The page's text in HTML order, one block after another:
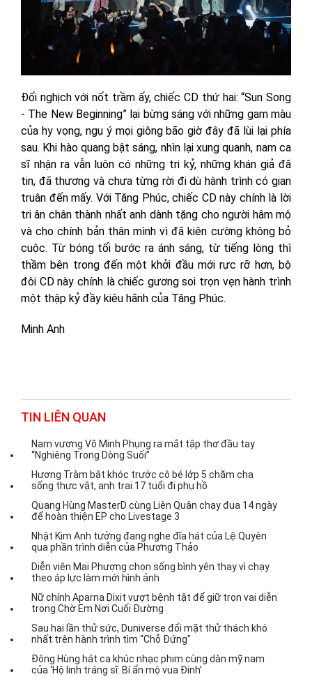
Đối nghịch với nốt trầm ấy, chiếc CD thứ hai: “Sun Song
- The New Beginning” lại bừng sáng với những gam màu
của hy vọng, ngụ ý mọi giông bão giờ đây đã lùi lại phía
sau. Khi hào quang bật sáng, nhìn lại xung quanh, nam ca
sĩ nhận ra vẫn luôn có những tri kỷ, những khán giả đã
tin, đã thương và chưa từng rời đi dù hành trình có gian
truân đến mấy. Với Tăng Phúc, chiếc CD này chính là lời
tri ân chân thành nhất anh dành tặng cho người hâm mộ
và cho chính bản thân mình vì đã kiên cường không bỏ
cuộc. Từ bóng tối bước ra ánh sáng, từ tiếng lòng thì
thầm bên trong đến một khởi đầu mới rực rỡ hơn, bộ
đôi CD này chính là chiếc gương soi trọn vẹn hành trình
một thập kỷ đầy kiêu hãnh của Tăng Phúc.
Minh Anh
TIN LIÊN QUAN
Nam vương Võ Minh Phụng ra mắt tập thơ đầu tay
“Nghiêng Trong Dòng Suối”
Hương Tràm bật khóc trước cô bé lớp 5 chăm cha
sống thực vật, anh trai 17 tuổi đi phụ hồ
Quang Hùng MasterD cùng Liên Quân chạy đua 14 ngày
để hoàn thiện EP cho Livestage 3
Nhật Kim Anh tưởng đang nghe đĩa hát của Lệ Quyên
qua phần trình diễn của Phương Thảo
Diễn viên Mai Phượng chọn sống bình yên thay vì chạy
theo áp lực làm mới hình ảnh
Nữ chính Aparna Dixit vượt bệnh tật để giữ trọn vai diễn
trong Chờ Em Nơi Cuối Đường
Sau hai lần thử sức, Duniverse đối mặt thử thách khó
nhất trên hành trình tìm “Chỗ Đứng"
Đông Hùng hát ca khúc nhạc phim cùng dàn mỹ nam
của ‘Hộ linh tráng sĩ: Bí ẩn mộ vua Đinh’